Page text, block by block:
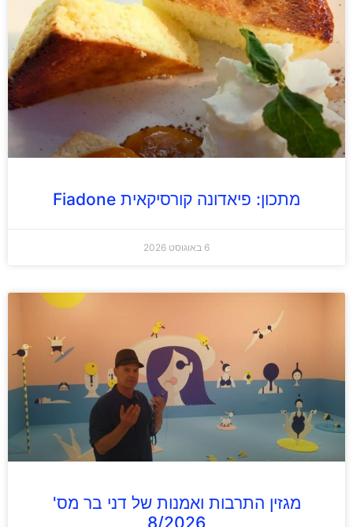
מתכון: פיאדונה קורסיקאית Fiadone
6 באוגוסט 2026
מגזין התרבות ואמנות של דני בר מס'
8/2026